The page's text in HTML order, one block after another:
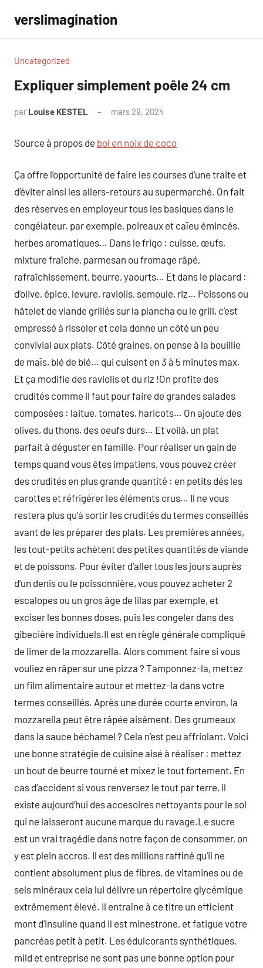
contenu
verslimagination
Uncategorized
Expliquer simplement poêle 24 cm
par Louise KESTEL mars 29, 2024
Source à propos de bol en noix de coco
Ça offre l’opportunité de faire les courses d’une traite et
d’éviter ainsi les allers-retours au supermarché. On fait
des réserves en employeur tous les basiques dans le
congélateur. par exemple, poireaux et caïeu émincés,
herbes aromatiques… Dans le frigo : cuisse, œufs,
mixture fraîche, parmesan ou fromage râpé,
rafraîchissement, beurre, yaourts… Et dans le placard :
d’olive, épice, levure, raviolis, semoule, riz… Poissons ou
hâtelet de viande grillés sur la plancha ou le grill, c’est
empressé à rissoler et cela donne un côté un peu
convivial aux plats. Côté graines, on pense à la bouillie
de maïs, blé de blé… qui cuisent en 3 à 5 minutes max.
Et ça modifie des raviolis et du riz !On profite des
crudités comme il faut pour faire de grandes salades
composées : laitue, tomates, haricots… On ajoute des
olives, du thons, des oeufs durs… Et voilà, un plat
parfait à déguster en famille. Pour réaliser un gain de
temps quand vous êtes impatiens, vous pouvez créer
des crudités en plus grande quantité : en petits dés les
carottes et réfrigérer les éléments crus… Il ne vous
restera plus qu’à sortir les crudités du termes conseillés
avant de les préparer des plats. Les premières années,
les tout-petits achètent des petites quantités de viande
et de poissons. Pour éviter d’aller tous les jours auprès
d’un denis ou le poissonnière, vous pouvez acheter 2
escalopes ou un gros âge de lilas par exemple, et
exciser les bonnes doses, puis les congeler dans des
gibecière individuels.Il est en règle générale compliqué
de limer de la mozzarella. Alors comment faire si vous
vouliez en râper sur une pizza ? Tamponnez-la, mettez
un film alimentaire autour et mettez-la dans votre
termes conseillés. Après une durée courte environ, la
mozzarella peut être râpée aisément. Des grumeaux
dans la sauce béchamel ? Cela n’est peu affriolant. Voici
une bonne stratégie de cuisine aisé à réaliser : mettez
un bout de beurre tourné et mixez le tout fortement. En
cas d’accident si vous renversez le tout par terre, il
existe aujourd’hui des accesoires nettoyants pour le sol
qui ne laisseront aucune marque du ravage.Le sucre
est un vrai tragédie dans notre façon de consommer, on
y est plein accros. Il est des millions raffiné qu’il ne
contient absolument plus de fibres, de vitamines ou de
sels minéraux cela lui délivre un répertoire glycémique
extrêmement élevé. Il entraîne à ce titre un efficient
mont d’insuline quand il est minestrone, et fatigue votre
pancréas petit à petit. Les édulcorants synthétiques,
mild et entreprise ne sont pas une bonne option pour